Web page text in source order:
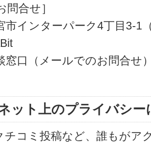
問合せ］
市インターパーク4丁目3-1
窓口（メールでのお問合せ
ット上のプライバシー
チコミ投稿など、誰もがア